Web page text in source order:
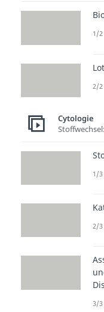
1/2
2/2
Cytologie
1/3
2/3
3/3